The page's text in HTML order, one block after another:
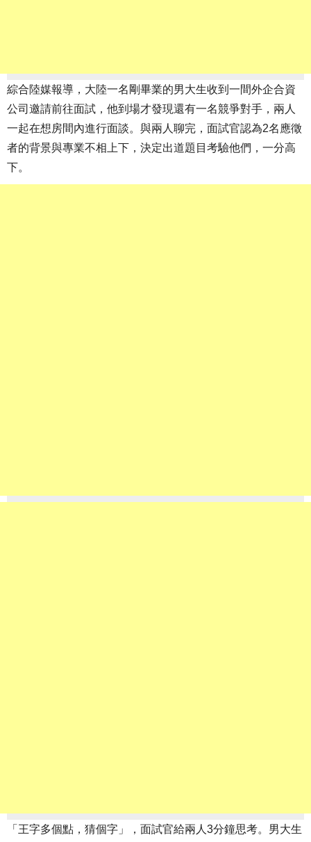
綜合陸媒報導，大陸一名剛畢業的男大生收到一間外企合資
公司邀請前往面試，他到場才發現還有一名競爭對手，兩人
一起在想房間內進行面談。與兩人聊完，面試官認為2名應徵
者的背景與專業不相上下，決定出道題目考驗他們，一分高
下。
「王字多個點，猜個字」，面試官給兩人3分鐘思考。男大生